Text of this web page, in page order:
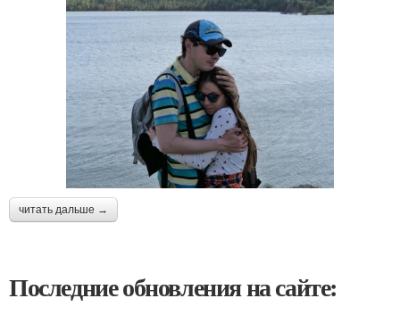
читать дальше →
Последние обновления на сайте: